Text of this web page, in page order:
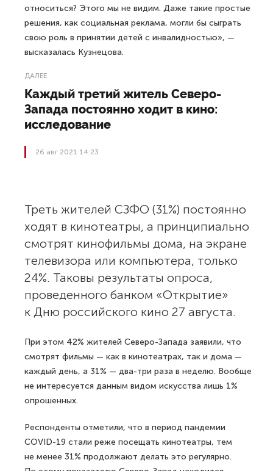
относиться? Этого мы не видим. Даже такие простые
решения, как социальная реклама, могли бы сыграть
свою роль в принятии детей с инвалидностью», —
высказалась Кузнецова.
ДАЛЕЕ
Каждый третий житель Северо-
Запада постоянно ходит в кино:
исследование
26 авг 2021 14:23
Треть жителей СЗФО (31%) постоянно
ходят в кинотеатры, а принципиально
смотрят кинофильмы дома, на экране
телевизора или компьютера, только
24%. Таковы результаты опроса,
проведенного банком «Открытие»
к Дню российского кино 27 августа.
При этом 42% жителей Северо-Запада заявили, что
смотрят фильмы — как в кинотеатрах, так и дома —
каждый день, а 31% — два-три раза в неделю. Вообще
не интересуется данным видом искусства лишь 1%
опрошенных.
Респонденты отметили, что в период пандемии
COVID-19 стали реже посещать кинотеатры, тем
не менее 31% продолжают делать это регулярно.